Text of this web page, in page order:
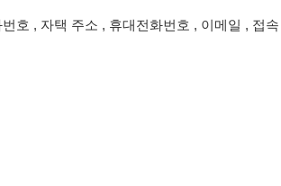
호 , 자택 주소 , 휴대전화번호 , 이메일 , 접속